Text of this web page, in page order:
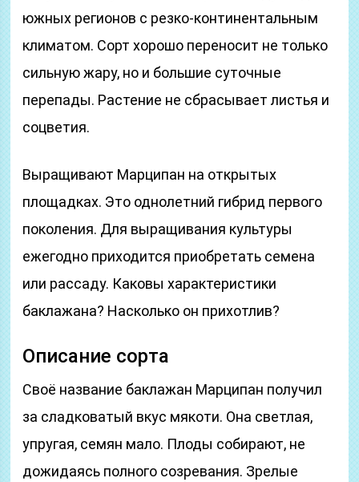
южных регионов с резко-континентальным
климатом. Сорт хорошо переносит не только
сильную жару, но и большие суточные
перепады. Растение не сбрасывает листья и
соцветия.
Выращивают Марципан на открытых
площадках. Это однолетний гибрид первого
поколения. Для выращивания культуры
ежегодно приходится приобретать семена
или рассаду. Каковы характеристики
баклажана? Насколько он прихотлив?
Описание сорта
Своё название баклажан Марципан получил
за сладковатый вкус мякоти. Она светлая,
упругая, семян мало. Плоды собирают, не
дожидаясь полного созревания. Зрелые